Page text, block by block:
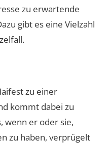
zu erwartende
gibt es eine Vielzahl
zu einer
kommt dabei zu
wenn er oder sie,
zu haben, verprügelt